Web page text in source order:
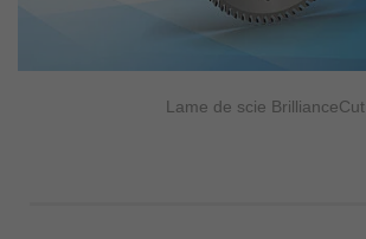
Lame de scie BrillianceCut